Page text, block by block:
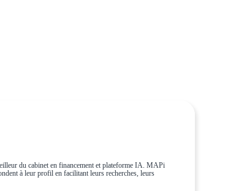
du cabinet en financement et plateforme IA. MAPi
à leur profil en facilitant leurs recherches, leurs